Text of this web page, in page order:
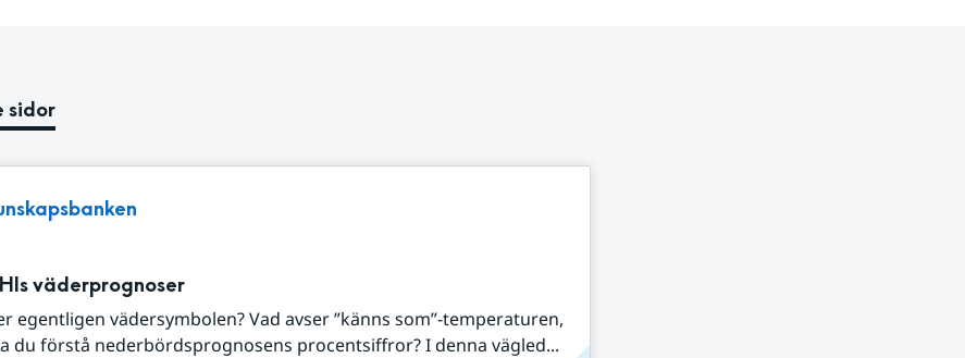
sidor
väderprognoser
egentligen vädersymbolen? Vad avser ”känns som”-temperaturen,
du förstå nederbördsprognosens procentsiffror? I denna vägled...